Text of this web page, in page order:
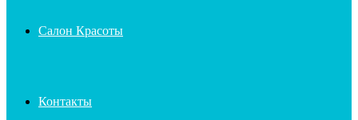
Салон Красоты
Контакты